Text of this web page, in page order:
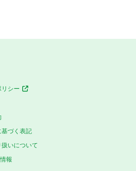
シー
づく表記
いについて
報